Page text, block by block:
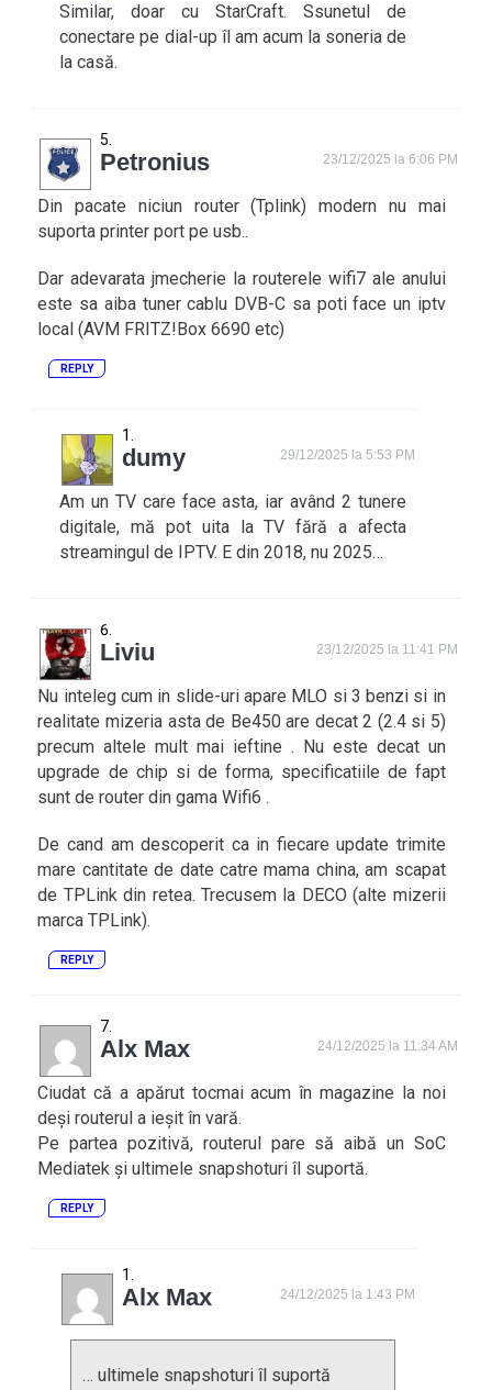
Similar, doar cu StarCraft. Ssunetul de
conectare pe dial-up îl am acum la soneria de
la casă.
Petronius 23/12/2025 la 6:06 PM
Din pacate niciun router (Tplink) modern nu mai
suporta printer port pe usb..
Dar adevarata jmecherie la routerele wifi7 ale anului
este sa aiba tuner cablu DVB-C sa poti face un iptv
local (AVM FRITZ!Box 6690 etc)
REPLY
dumy 29/12/2025 la 5:53 PM
Am un TV care face asta, iar având 2 tunere
digitale, mă pot uita la TV fără a afecta
streamingul de IPTV. E din 2018, nu 2025…
Liviu 23/12/2025 la 11:41 PM
Nu inteleg cum in slide-uri apare MLO si 3 benzi si in
realitate mizeria asta de Be450 are decat 2 (2.4 si 5)
precum altele mult mai ieftine . Nu este decat un
upgrade de chip si de forma, specificatiile de fapt
sunt de router din gama Wifi6 .
De cand am descoperit ca in fiecare update trimite
mare cantitate de date catre mama china, am scapat
de TPLink din retea. Trecusem la DECO (alte mizerii
marca TPLink).
REPLY
Alx Max 24/12/2025 la 11:34 AM
Ciudat că a apărut tocmai acum în magazine la noi
deși routerul a ieșit în vară.
Pe partea pozitivă, routerul pare să aibă un SoC
Mediatek și ultimele snapshoturi îl suportă.
REPLY
Alx Max 24/12/2025 la 1:43 PM
… ultimele snapshoturi îl suportă